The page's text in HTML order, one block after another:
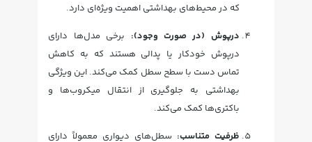
که در محیط‌های بهداشتی اهمیت ویژه‌ای دارد.
درپوش (در صورت وجود): برخی مدل‌ها دارای
درپوش خودکار یا پدالی هستند که به کاهش
تماس دست با سطح سطل کمک می‌کند. این ویژگی
بهداشتی به جلوگیری از انتقال میکروب‌ها و
باکتری‌ها کمک می‌کند.
ظرفیت متناسب: سطل‌های دیواری معمولاً دارای